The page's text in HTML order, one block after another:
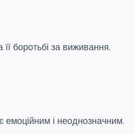
боротьбі за виживання.
і неоднозначним.